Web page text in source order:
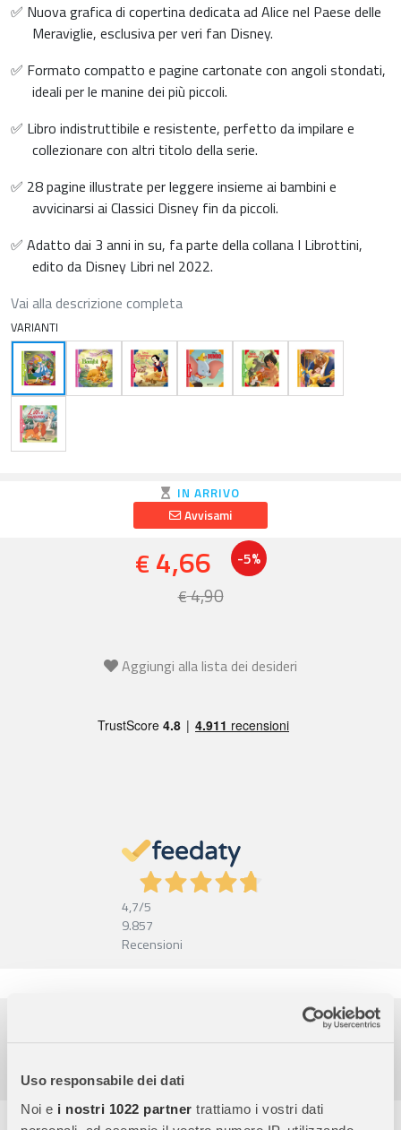
Uso responsabile dei dati
Noi e i nostri 1022 partner trattiamo i vostri dati
✅ Nuova grafica di copertina dedicata ad Alice nel Paese delle
Meraviglie, esclusiva per veri fan Disney.
✅ Formato compatto e pagine cartonate con angoli stondati,
ideali per le manine dei più piccoli.
✅ Libro indistruttibile e resistente, perfetto da impilare e
collezionare con altri titolo della serie.
✅ 28 pagine illustrate per leggere insieme ai bambini e
avvicinarsi ai Classici Disney fin da piccoli.
✅ Adatto dai 3 anni in su, fa parte della collana I Librottini,
edito da Disney Libri nel 2022.
Vai alla descrizione completa
VARIANTI
IN ARRIVO
Avvisami
€ 4,66 -5%
€4,90
Aggiungi alla lista dei desideri
4,7/5
9.857
Recensioni
Assistenza dal lunedì al venerdì